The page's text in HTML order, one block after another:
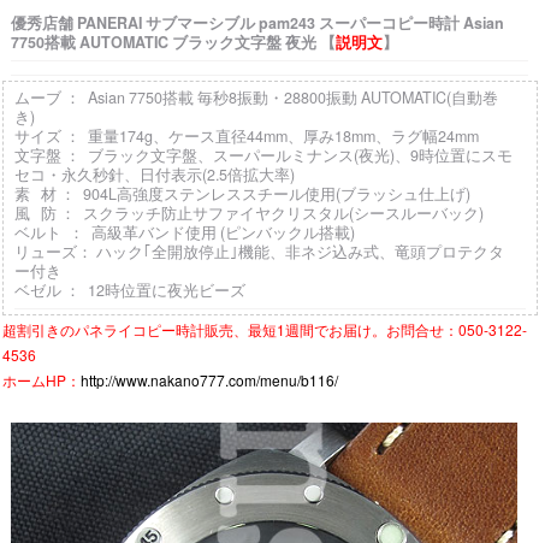
優秀店舗 PANERAI サブマーシブル pam243 スーパーコピー時計 Asian
7750搭載 AUTOMATIC ブラック文字盤 夜光 【説明文】
ムーブ ： Asian 7750搭載 毎秒8振動・28800振動 AUTOMATIC(自動巻
き)
サイズ ： 重量174g、ケース直径44mm、厚み18mm、ラグ幅24mm
文字盤 ： ブラック文字盤、スーパールミナンス(夜光)、9時位置にスモ
セコ・永久秒針、日付表示(2.5倍拡大率)
素 材 ： 904L高強度ステンレススチール使用(ブラッシュ仕上げ)
風 防 ： スクラッチ防止サファイヤクリスタル(シースルーバック)
ベルト ： 高級革バンド使用 (ピンバックル搭載)
リューズ： ハック｢全開放停止｣機能、非ネジ込み式、竜頭プロテクタ
ー付き
ベゼル ： 12時位置に夜光ビーズ
超割引きのパネライコピー時計販売、最短1週間でお届け。お問合せ：050-3122-
4536
ホームHP： http://www.nakano777.com/menu/b116/